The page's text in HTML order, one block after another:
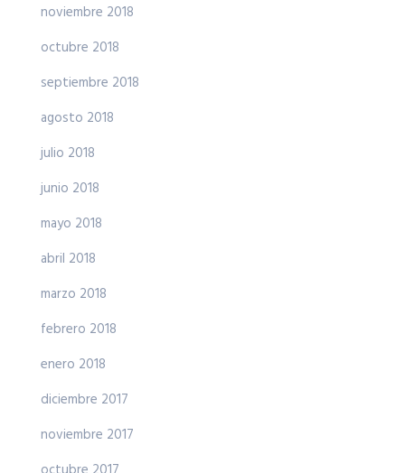
noviembre 2018
octubre 2018
septiembre 2018
agosto 2018
julio 2018
junio 2018
mayo 2018
abril 2018
marzo 2018
febrero 2018
enero 2018
diciembre 2017
noviembre 2017